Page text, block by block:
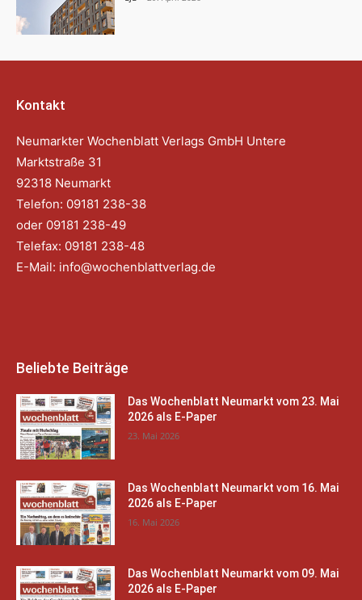
Kontakt
Neumarkter Wochenblatt Verlags GmbH Untere
Marktstraße 31
92318 Neumarkt
Telefon: 09181 238-38
oder 09181 238-49
Telefax: 09181 238-48
E-Mail: info@wochenblattverlag.de
Beliebte Beiträge
Das Wochenblatt Neumarkt vom 23. Mai
2026 als E-Paper
23. Mai 2026
Das Wochenblatt Neumarkt vom 16. Mai
2026 als E-Paper
16. Mai 2026
Das Wochenblatt Neumarkt vom 09. Mai
2026 als E-Paper